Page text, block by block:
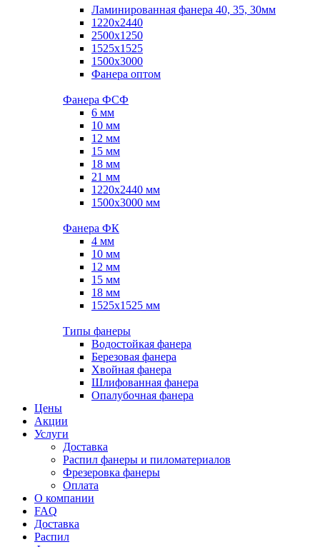
Ламинированная фанера 40, 35, 30мм
1220x2440
2500x1250
1525x1525
1500x3000
Фанера оптом
Фанера ФСФ
6 мм
10 мм
12 мм
15 мм
18 мм
21 мм
1220х2440 мм
1500х3000 мм
Фанера ФК
4 мм
10 мм
12 мм
15 мм
18 мм
1525х1525 мм
Типы фанеры
Водостойкая фанера
Березовая фанера
Хвойная фанера
Шлифованная фанера
Опалубочная фанера
Цены
Акции
Услуги
Доставка
Распил фанеры и пиломатериалов
Фрезеровка фанеры
Оплата
О компании
FAQ
Доставка
Распил